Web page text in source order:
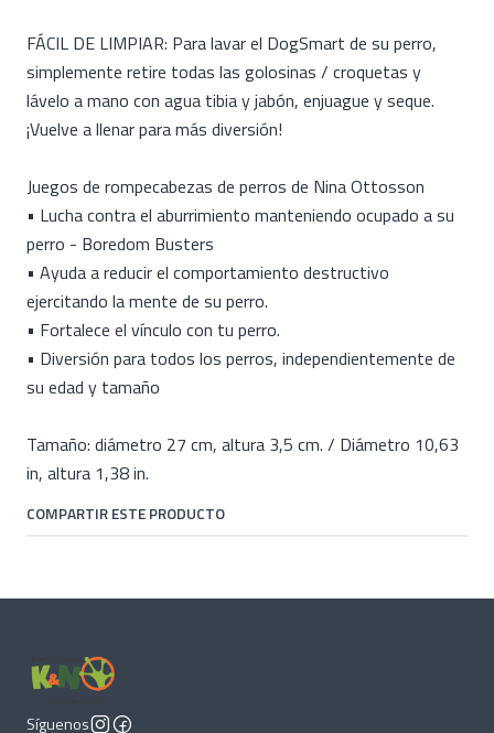
FÁCIL DE LIMPIAR: Para lavar el DogSmart de su perro,
simplemente retire todas las golosinas / croquetas y
lávelo a mano con agua tibia y jabón, enjuague y seque.
¡Vuelve a llenar para más diversión!
Juegos de rompecabezas de perros de Nina Ottosson
• Lucha contra el aburrimiento manteniendo ocupado a su
perro - Boredom Busters
• Ayuda a reducir el comportamiento destructivo
ejercitando la mente de su perro.
• Fortalece el vínculo con tu perro.
• Diversión para todos los perros, independientemente de
su edad y tamaño
Tamaño: diámetro 27 cm, altura 3,5 cm. / Diámetro 10,63
in, altura 1,38 in.
COMPARTIR ESTE PRODUCTO
Síguenos